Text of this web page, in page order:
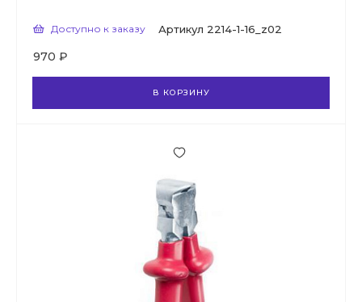
Доступно к заказу Артикул 2214-1-16_z02
970 ₽
В КОРЗИНУ